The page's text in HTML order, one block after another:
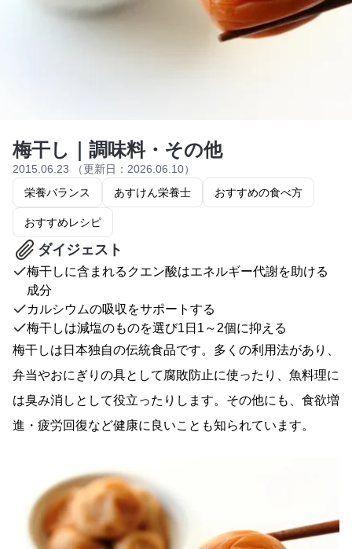
梅干し｜調味料・その他
2015.06.23 （更新日：2026.06.10）
栄養バランス
あすけん栄養士 おすすめの食べ方
おすすめレシピ
ダイジェスト
梅干しに含まれるクエン酸はエネルギー代謝を助ける
成分
カルシウムの吸収をサポートする
梅干しは減塩のものを選び1日1～2個に抑える
梅干しは日本独自の伝統食品です。多くの利用法があり、
弁当やおにぎりの具として腐敗防止に使ったり、魚料理に
は臭み消しとして役立ったりします。その他にも、食欲増
進・疲労回復など健康に良いことも知られています。